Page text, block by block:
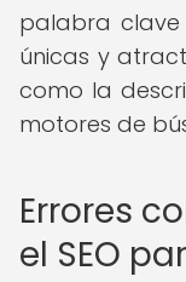
palabra clave
únicas y
como la
motores de
Errores
el SEO